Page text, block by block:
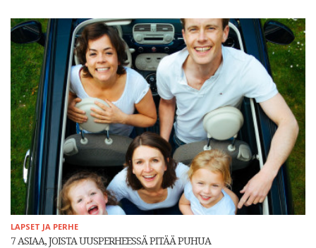
LAPSET JA PERHE
7 ASIAA, JOISTA UUSPERHEESSÄ PITÄÄ PUHUA